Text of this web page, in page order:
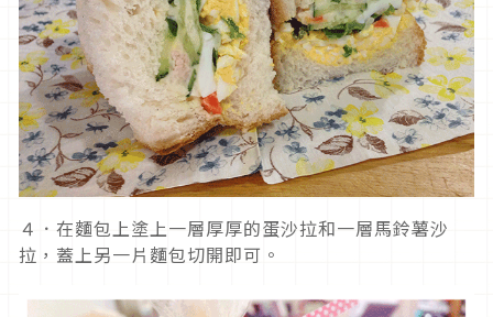
４．在麵包上塗上一層厚厚的蛋沙拉和一層馬鈴薯沙
拉，蓋上另一片麵包切開即可。